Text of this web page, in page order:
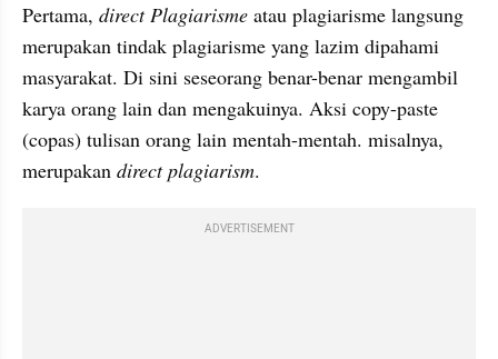
Pertama, direct Plagiarisme atau plagiarisme langsung
merupakan tindak plagiarisme yang lazim dipahami
masyarakat. Di sini seseorang benar-benar mengambil
karya orang lain dan mengakuinya. Aksi copy-paste
(copas) tulisan orang lain mentah-mentah. misalnya,
merupakan direct plagiarism.
ADVERTISEMENT